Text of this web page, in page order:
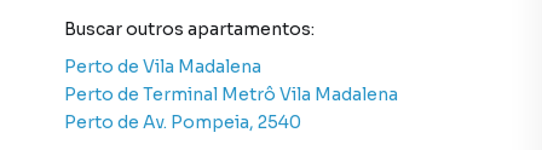
online, direto do seu computador ou smartphone. Nós
proprietários, inquilinos e compradores com o mercado
imobiliário.
Buscar outros apartamentos:
Perto de Vila Madalena
Perto de Terminal Metrô Vila Madalena
Perto de Av. Pompeia, 2540